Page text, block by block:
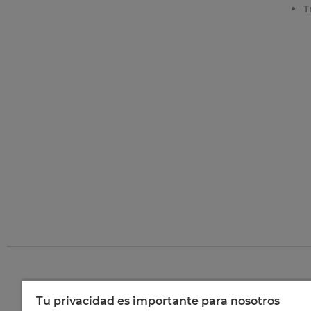
Tu privacidad es importante para nosotros